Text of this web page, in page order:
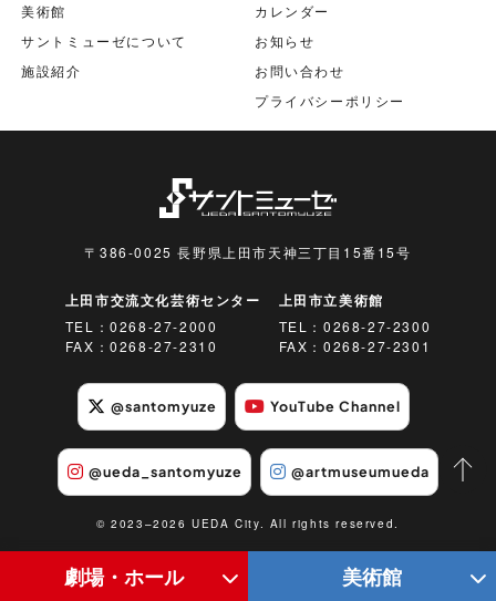
劇場・ホール 美術館
美術館
サントミューゼについて
施設紹介
カレンダー
お知らせ
お問い合わせ
プライバシーポリシー
〒386-0025 長野県上田市天神三丁目15番15号
上田市交流文化芸術センター
TEL：0268-27-2000
FAX：0268-27-2310
上田市立美術館
TEL： 0268-27-2300
FAX：0268-27-2301
@santomyuze YouTube Channel
@ueda_santomyuze @artmuseumueda
© 2023–2026 UEDA City. All rights reserved.